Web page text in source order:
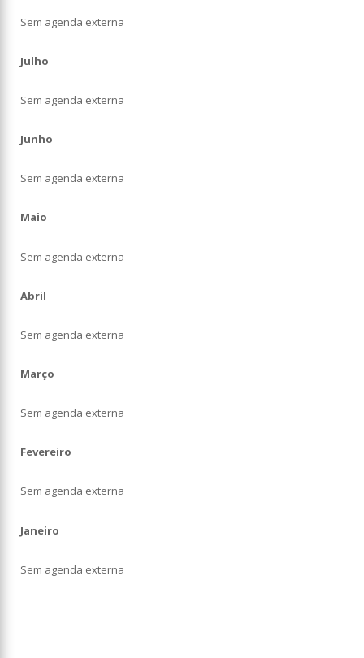
Sem agenda externa
Julho
Sem agenda externa
Junho
Sem agenda externa
Maio
Sem agenda externa
Abril
Sem agenda externa
Março
Sem agenda externa
Fevereiro
Sem agenda externa
Janeiro
Sem agenda externa